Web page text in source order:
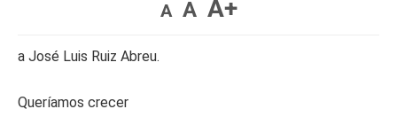
A A A+
a José Luis Ruiz Abreu.
Queríamos crecer